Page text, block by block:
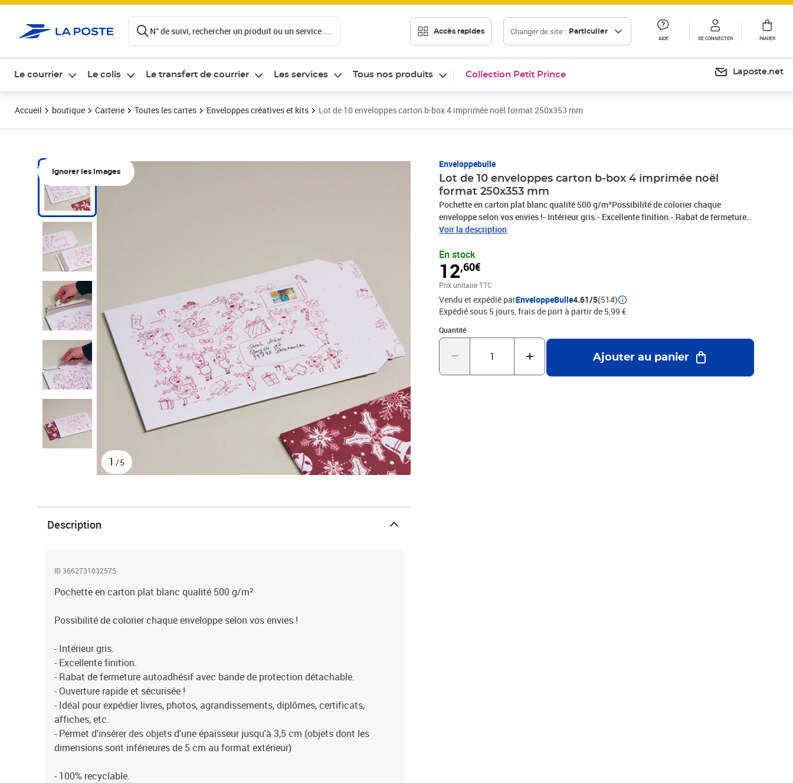
N° de suivi, rechercher un produit ou un service .... Accès rapides Changer de site : Particulier
AIDE SE CONNECTER PANIER
Le courrier Le colis Le transfert de courrier Les services Tous nos produits Collection Petit Prince Laposte.net
Accueil boutique Carterie Toutes les cartes Enveloppes créatives et kits Lot de 10 enveloppes carton b-box 4 imprimée noël format 250x353 mm
Ignorer les images
1 /5
Enveloppebulle
Lot de 10 enveloppes carton b-box 4 imprimée noël
format 250x353 mm
Pochette en carton plat blanc qualité 500 g/m²Possibilité de colorier chaque
enveloppe selon vos envies !- Intérieur gris.- Excellente finition.- Rabat de fermeture
autoadhésif avec bande de protection détachable.- Ouverture rapide et sécurisée !-
etc.- Permet d'insérer des objets d'une épaisseur jusqu'à 3,5 cm (objets dont les
dimensions sont inférieures de 5 cm au format extérieur)- 100% recyclable.Le meilleur
rapport qualité/prix en terme de protection et de résistance !
Voir la description
En stock
12,60€
Prix 12,60€
Prix unitaire TTC
Vendu et expédié parEnveloppeBulle4.61/5(514)
Expédié sous 5 jours, frais de port à partir de 5,99 €
Quantité
Quantité : 1
Ajouter au panier
Description
ID 3662731032575
Pochette en carton plat blanc qualité 500 g/m²
Possibilité de colorier chaque enveloppe selon vos envies !
- Intérieur gris.
- Excellente finition.
- Rabat de fermeture autoadhésif avec bande de protection détachable.
- Ouverture rapide et sécurisée !
- Idéal pour expédier livres, photos, agrandissements, diplômes, certificats,
affiches, etc.
- Permet d'insérer des objets d'une épaisseur jusqu'à 3,5 cm (objets dont les
dimensions sont inférieures de 5 cm au format extérieur)
- 100% recyclable.